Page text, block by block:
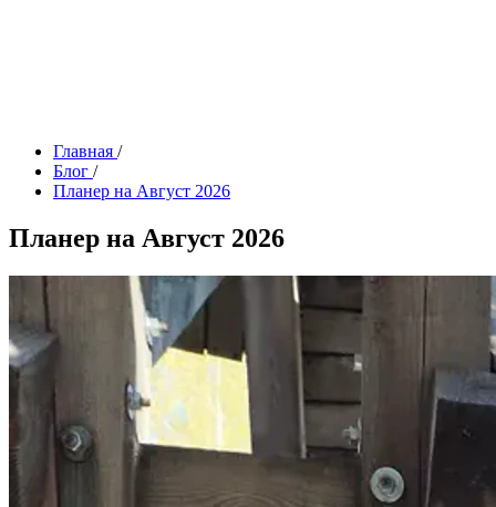
Главная /
Блог /
Планер на Август 2026
Планер на Август 2026